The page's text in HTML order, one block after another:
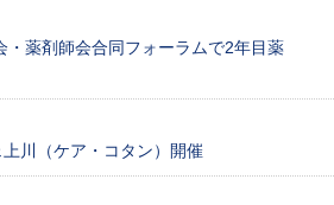
・薬剤師会合同フォーラムで2年目薬
川（ケア・コタン）開催